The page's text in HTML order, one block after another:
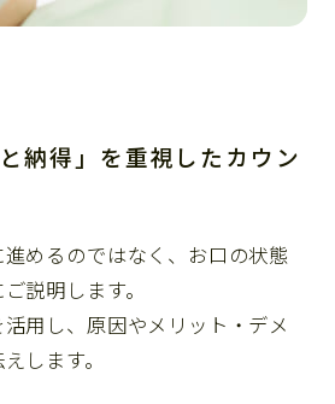
納得」を重視したカウン
めるのではなく、お口の状態
説明します。
用し、原因やメリット・デメ
します。